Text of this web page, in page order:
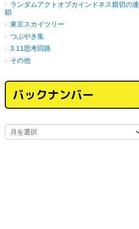
ランダムアクトオブカインドネス親切の連
鎖
東京スカイツリー
つぶやき集
3.11思考回路
その他
バックナンバー